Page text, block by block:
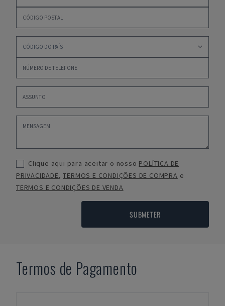
Clique aqui para aceitar o nosso POLÍTICA DE
PRIVACIDADE,TERMOS E CONDIÇÕES DE COMPRA e
TERMOS E CONDIÇÕES DE VENDA
SUBMETER
Termos de Pagamento